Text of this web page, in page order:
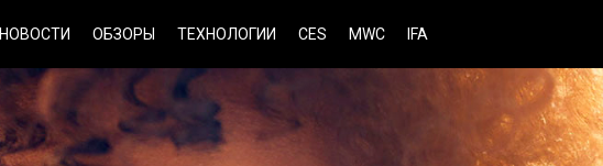
НОВОСТИ ОБЗОРЫ ТЕХНОЛОГИИ CES MWC IFA